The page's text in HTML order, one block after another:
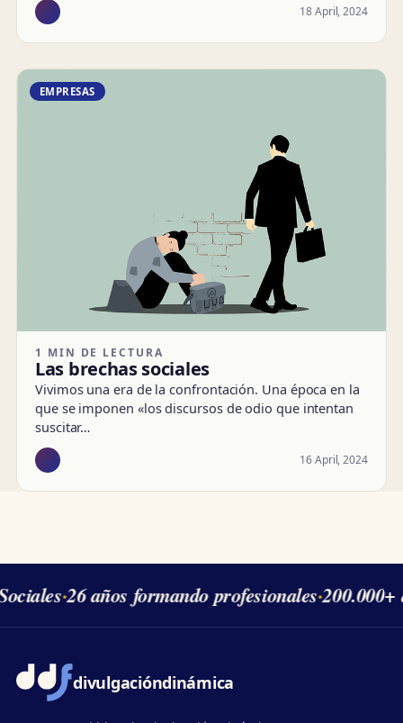
18 April, 2024
EMPRESAS
1 MIN DE LECTURA
Las brechas sociales
Vivimos una era de la confrontación. Una época en la
que se imponen «los discursos de odio que intentan
suscitar…
16 April, 2024
·26 años formando profesionales·200.000+
divulgacióndinámica